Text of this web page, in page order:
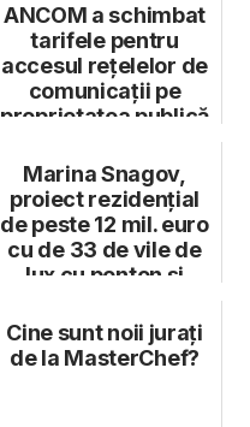
ANCOM a schimbat
tarifele pentru
accesul rețelelor de
comunicații pe
proprietatea publică
Marina Snagov,
proiect rezidențial
de peste 12 mil. euro
cu de 33 de vile de
lux cu ponton și
Cine sunt noii jurați
de la MasterChef?